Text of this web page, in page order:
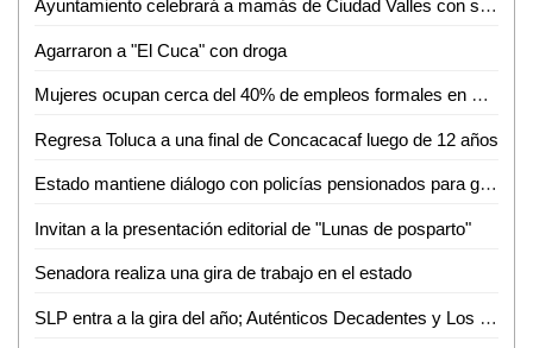
Ayuntamiento celebrará a mamás de Ciudad Valles con servicios de belleza gratuitos
Agarraron a "El Cuca" con droga
Mujeres ocupan cerca del 40% de empleos formales en San Luis Potosí
Regresa Toluca a una final de Concacacaf luego de 12 años
Estado mantiene diálogo con policías pensionados para garantizar sus derechos
Invitan a la presentación editorial de "Lunas de posparto"
Senadora realiza una gira de trabajo en el estado
SLP entra a la gira del año; Auténticos Decadentes y Los Caligaris harán vibrar el Tangamanga II